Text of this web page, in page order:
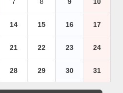
14 15 16 17
21 22 23 24
28 29 30 31